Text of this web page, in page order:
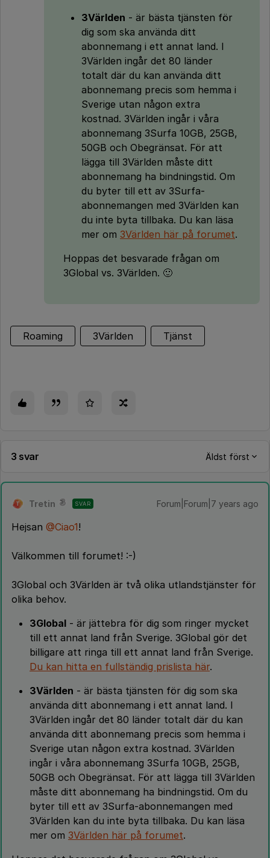
3Världen - är bästa tjänsten för
dig som ska använda ditt
abonnemang i ett annat land. I
3Världen ingår det 80 länder
totalt där du kan använda ditt
abonnemang precis som hemma i
Sverige utan någon extra
kostnad. 3Världen ingår i våra
abonnemang 3Surfa 10GB, 25GB,
50GB och Obegränsat. För att
lägga till 3Världen måste ditt
abonnemang ha bindningstid. Om
du byter till ett av 3Surfa-
abonnemangen med 3Världen kan
du inte byta tillbaka. Du kan läsa
mer om 3Världen här på forumet.
Hoppas det besvarade frågan om
3Global vs. 3Världen. 🙂
Roaming 3Världen Tjänst
3 svar Äldst först
T Tretin SVAR Forum|Forum|7 years ago
Hejsan @Ciao1!
Välkommen till forumet! :-)
3Global och 3Världen är två olika utlandstjänster för
olika behov.
3Global - är jättebra för dig som ringer mycket
till ett annat land från Sverige. 3Global gör det
billigare att ringa till ett annat land från Sverige.
Du kan hitta en fullständig prislista här.
3Världen - är bästa tjänsten för dig som ska
använda ditt abonnemang i ett annat land. I
3Världen ingår det 80 länder totalt där du kan
använda ditt abonnemang precis som hemma i
Sverige utan någon extra kostnad. 3Världen
ingår i våra abonnemang 3Surfa 10GB, 25GB,
50GB och Obegränsat. För att lägga till 3Världen
måste ditt abonnemang ha bindningstid. Om du
byter till ett av 3Surfa-abonnemangen med
3Världen kan du inte byta tillbaka. Du kan läsa
mer om 3Världen här på forumet.